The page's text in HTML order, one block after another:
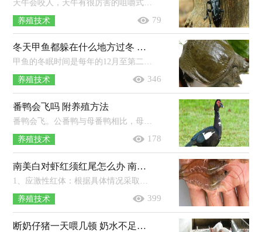
养殖技术 79
冬天甲鱼都躲在什么地方过冬 放在家里能活多久
甲鱼的冬眠时间是每年的12月至第二年的3月，甲鱼冬眠一般会在向阳的浅水区和淤泥底度过。由于我国大部分地区冬天的温度都比较低，但...
养殖技术 346
番鸭会飞吗 附养殖方法
番鸭会飞。公番鸭与母番鸭相比，母番鸭能飞接近30-40m（体型较瘦小，羽毛完整的母番鸭，飞行距离更远），而公番鸭由于体重更大，飞行距离远不及...
养殖技术 178
南美白对虾红须红尾怎么办 南美白对虾和基围虾的区别
1、应激性红体：根据具体情况采取相应措施，若为缺氧，可以开启增氧机或使用增氧剂，若为氨氮以及亚硝酸盐含量过高，可以进行换水、改底。2...
养殖技术 399
断奶仔猪一天喂几顿 奶水不足吃什么下奶快